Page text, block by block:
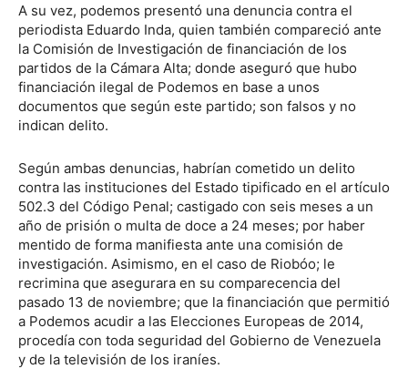
A su vez, podemos presentó una denuncia contra el
periodista Eduardo Inda, quien también compareció ante
la Comisión de Investigación de financiación de los
partidos de la Cámara Alta; donde aseguró que hubo
financiación ilegal de Podemos en base a unos
documentos que según este partido; son falsos y no
indican delito.
Según ambas denuncias, habrían cometido un delito
contra las instituciones del Estado tipificado en el artículo
502.3 del Código Penal; castigado con seis meses a un
año de prisión o multa de doce a 24 meses; por haber
mentido de forma manifiesta ante una comisión de
investigación. Asimismo, en el caso de Riobóo; le
recrimina que asegurara en su comparecencia del
pasado 13 de noviembre; que la financiación que permitió
a Podemos acudir a las Elecciones Europeas de 2014,
procedía con toda seguridad del Gobierno de Venezuela
y de la televisión de los iraníes.